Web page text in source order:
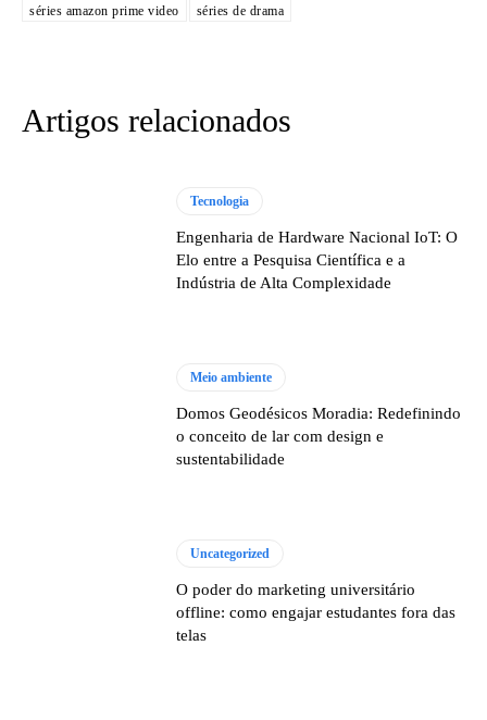
séries amazon prime video
séries de drama
Artigos relacionados
Tecnologia
Engenharia de Hardware Nacional IoT: O
Elo entre a Pesquisa Científica e a
Indústria de Alta Complexidade
Meio ambiente
Domos Geodésicos Moradia: Redefinindo
o conceito de lar com design e
sustentabilidade
Uncategorized
O poder do marketing universitário
offline: como engajar estudantes fora das
telas